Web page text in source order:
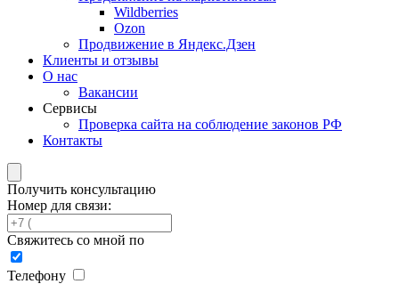
Wildberries
Ozon
Продвижение в Яндекс.Дзен
Клиенты и отзывы
О нас
Вакансии
Сервисы
Проверка сайта на соблюдение законов РФ
Контакты
Получить консультацию
Номер для связи:
Свяжитесь со мной по
Телефону